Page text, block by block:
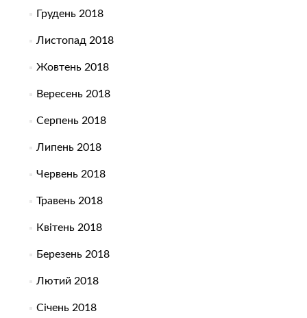
Грудень 2018
Листопад 2018
Жовтень 2018
Вересень 2018
Серпень 2018
Липень 2018
Червень 2018
Травень 2018
Квітень 2018
Березень 2018
Лютий 2018
Січень 2018